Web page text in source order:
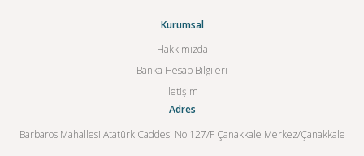
Kurumsal
Hakkımızda
Banka Hesap Bilgileri
İletişim
Adres
Barbaros Mahallesi Atatürk Caddesi No:127/F Çanakkale Merkez/Çanakkale